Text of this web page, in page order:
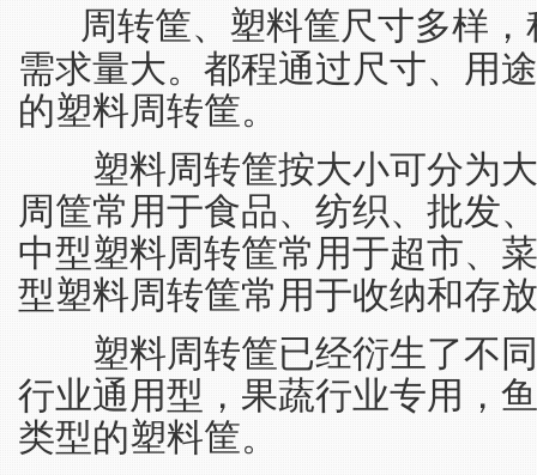
周转筐、塑料筐尺寸多样
需求量大。都程通过尺寸、用
的塑料周转筐。
塑料周转筐按大小可分为大
周筐常用于食品、纺织、批发
中型塑料周转筐常用于超市、
型塑料周转筐常用于收纳和存
塑料周转筐已经衍生了不同
行业通用型，果蔬行业专用，
类型的塑料筐。